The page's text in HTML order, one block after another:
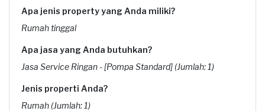
Apa jenis property yang Anda miliki?
Rumah tinggal
Apa jasa yang Anda butuhkan?
Jasa Service Ringan - [Pompa Standard] (Jumlah: 1)
Jenis properti Anda?
Rumah (Jumlah: 1)